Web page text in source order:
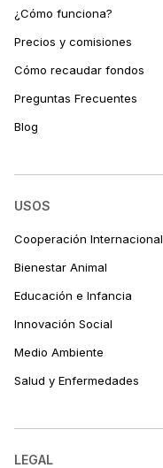
¿Cómo funciona?
Precios y comisiones
Cómo recaudar fondos
Preguntas Frecuentes
Blog
USOS
Cooperación Internacional
Bienestar Animal
Educación e Infancia
Innovación Social
Medio Ambiente
Salud y Enfermedades
LEGAL